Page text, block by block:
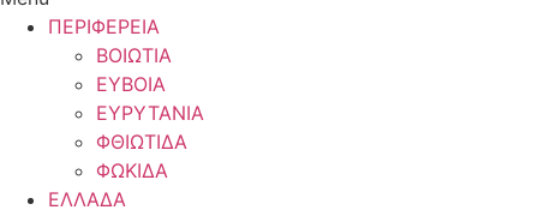
ΠΕΡΙΦΕΡΕΙΑ
ΒΟΙΩΤΙΑ
ΕΥΒΟΙΑ
ΕΥΡΥΤΑΝΙΑ
ΦΘΙΩΤΙΔΑ
ΦΩΚΙΔΑ
ΕΛΛΑΔΑ